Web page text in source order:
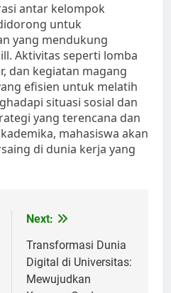
antar kelompok
untuk
yang mendukung
Aktivitas seperti lomba
dan kegiatan magang
efisien untuk melatih
situasi sosial dan
yang terencana dan
mahasiswa akan
di dunia kerja yang
Next:
Transformasi Dunia
Digital di Universitas:
Mewujudkan